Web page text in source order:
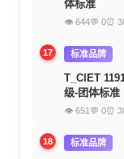
体标准
👁 644💬 0⏰
17 标准品牌
T_CIET
级-团体标准
👁 651 💬 0⏰
18 标准品牌